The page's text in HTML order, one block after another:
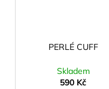
PERLÉ CUFF
Skladem
590 Kč